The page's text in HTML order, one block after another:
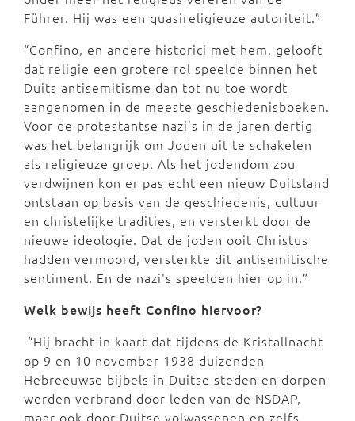
Führer. Hij was een quasireligieuze autoriteit.”
“Confino, en andere historici met hem, gelooft
dat religie een grotere rol speelde binnen het
Duits antisemitisme dan tot nu toe wordt
aangenomen in de meeste geschiedenisboeken.
Voor de protestantse nazi’s in de jaren dertig
was het belangrijk om Joden uit te schakelen
als religieuze groep. Als het jodendom zou
verdwijnen kon er pas echt een nieuw Duitsland
ontstaan op basis van de geschiedenis, cultuur
en christelijke tradities, en versterkt door de
nieuwe ideologie. Dat de joden ooit Christus
hadden vermoord, versterkte dit antisemitische
sentiment. En de nazi's speelden hier op in.”
Welk bewijs heeft Confino hiervoor?
“Hij bracht in kaart dat tijdens de Kristallnacht
op 9 en 10 november 1938 duizenden
Hebreeuwse bijbels in Duitse steden en dorpen
werden verbrand door leden van de NSDAP,
maar ook door Duitse volwassenen en zelfs